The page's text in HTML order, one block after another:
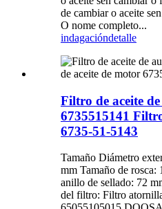
de cambiar o aceite
O nome completo...
indagacióndetalle
Filtro de aceite
6735515141
6735-51-5143
Tamaño Diámetro
mm Tamaño de
anillo de sellado: 72
del filtro: Filtro